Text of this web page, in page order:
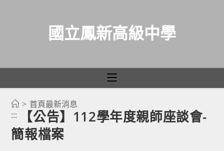
國立鳳新高級中學
> 首頁最新消息
:::
【公告】112學年度親師座談會-
簡報檔案